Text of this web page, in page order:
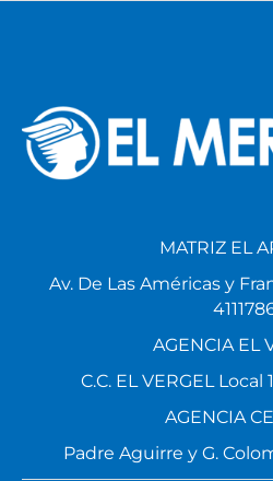
MATRIZ EL
Av. De Las Américas y
AGENCIA EL
C.C. EL VERGEL Local
AGENCIA
Padre Aguirre y G.